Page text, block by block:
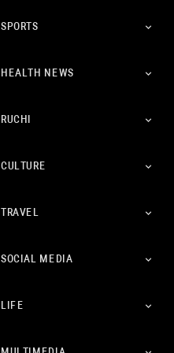
SPORTS
HEALTH NEWS
RUCHI
CULTURE
TRAVEL
SOCIAL MEDIA
LIFE